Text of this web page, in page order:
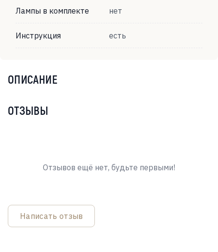
Лампы в комплекте нет
Инструкция есть
ОПИСАНИЕ
ОТЗЫВЫ
Отзывов ещё нет, будьте первыми!
Написать отзыв